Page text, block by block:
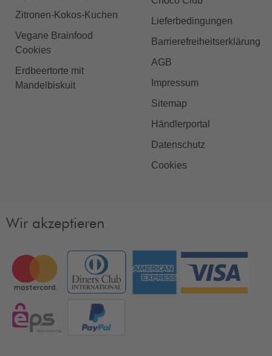
Zitronen-Kokos-Kuchen
Vegane Brainfood
Cookies
Erdbeertorte mit
Mandelbiskuit
Lieferbedingungen
Barrierefreiheitserklärung
AGB
Impressum
Sitemap
Händlerportal
Datenschutz
Cookies
Wir akzeptieren